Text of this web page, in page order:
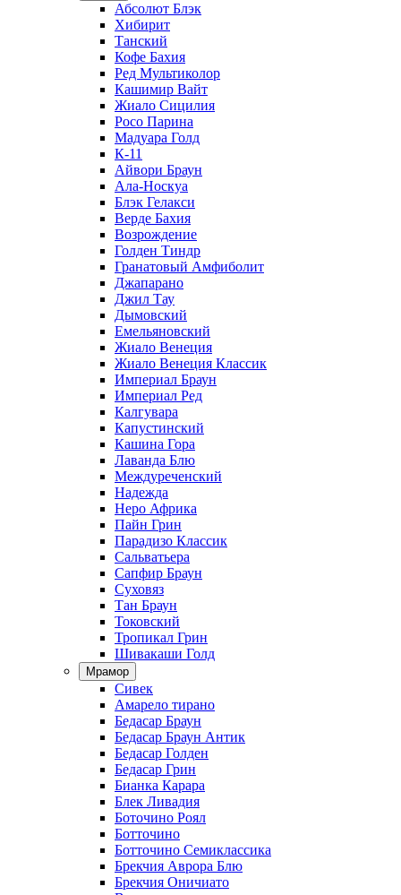
Абсолют Блэк
Хибирит
Танский
Кофе Бахия
Ред Мультиколор
Кашимир Вайт
Жиало Сицилия
Росо Парина
Мадуара Голд
К-11
Айвори Браун
Ала-Носкуа
Блэк Гелакси
Верде Бахия
Возрождение
Голден Тиндр
Гранатовый Амфиболит
Джапарано
Джил Тау
Дымовский
Емельяновский
Жиало Венеция
Жиало Венеция Классик
Империал Браун
Империал Ред
Калгувара
Капустинский
Кашина Гора
Лаванда Блю
Междуреченский
Надежда
Неро Африка
Пайн Грин
Парадизо Классик
Сальватьера
Сапфир Браун
Суховяз
Тан Браун
Токовский
Тропикал Грин
Шивакаши Голд
Мрамор
Сивек
Амарело тирано
Бедасар Браун
Бедасар Браун Антик
Бедасар Голден
Бедасар Грин
Бианка Карара
Блек Ливадия
Боточино Роял
Ботточино
Ботточино Семиклассика
Брекчия Аврора Блю
Брекчия Оничиато